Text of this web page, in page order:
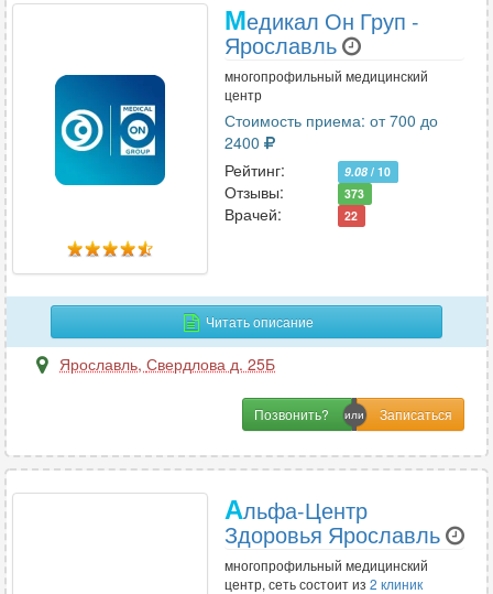
Медикал Он Груп -
Ярославль
многопрофильный медицинский
центр
Стоимость приема: от 700 до
2400
Рейтинг:
9.08 / 10
Отзывы: 373
Врачей: 22
Читать описание
Ярославль, Свердлова д. 25Б
Позвонить?
Альфа-Центр
Здоровья Ярославль
многопрофильный медицинский
центр, сеть состоит из 2 клиник